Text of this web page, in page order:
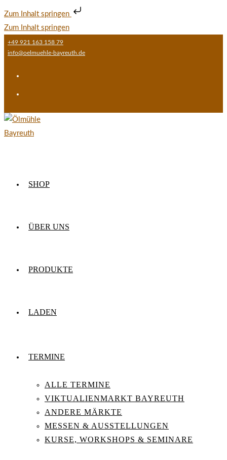
Zum Inhalt springen
Zum Inhalt springen
+49 921 163 158 79
info@oelmuehle-bayreuth.de
SHOP
ÜBER UNS
PRODUKTE
LADEN
TERMINE
ALLE TERMINE
VIKTUALIENMARKT BAYREUTH
ANDERE MÄRKTE
MESSEN & AUSSTELLUNGEN
KURSE, WORKSHOPS & SEMINARE